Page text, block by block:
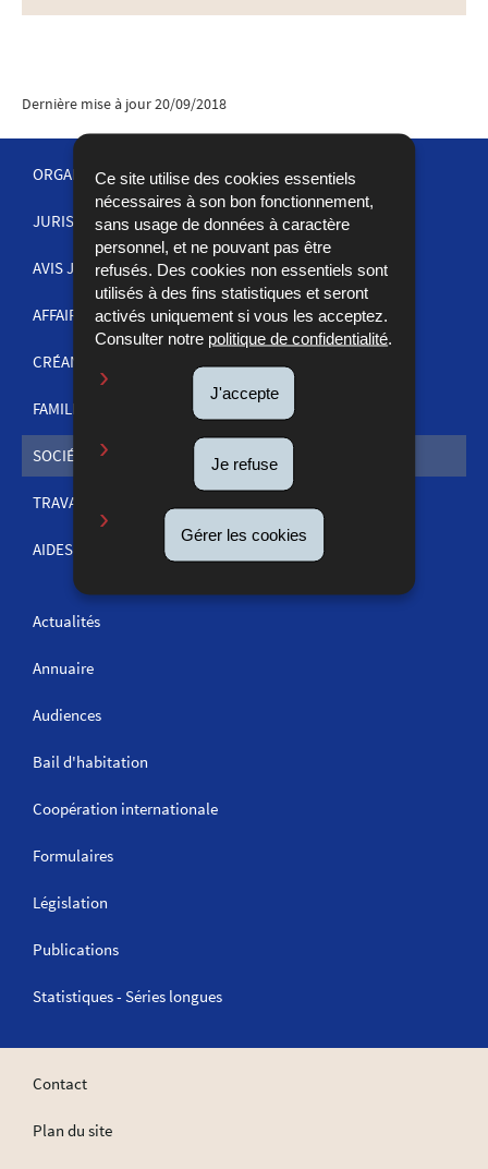
Ce site utilise des cookies essentiels
nécessaires à son bon fonctionnement,
sans usage de données à caractère
personnel, et ne pouvant pas être
refusés. Des cookies non essentiels sont
utilisés à des fins statistiques et seront
activés uniquement si vous les acceptez.
Consulter notre politique de confidentialité
J'accepte
Je refuse
Gérer les cookies
Dernière mise à jour20/09/2018
MENU
DE
NAVIGATION
ORGANISATION DE LA JUSTICE
JURISPRUDENCE
AVIS JUDICIAIRES
AFFAIRES PÉNALES
CRÉANCES
FAMILLE
SOCIÉTÉS ET COMMERCE
TRAVAIL
AIDES ET INFORMATIONS
Actualités
Annuaire
Audiences
Bail d'habitation
Coopération internationale
Formulaires
Législation
Publications
Statistiques - Séries longues
Contact
Plan du site